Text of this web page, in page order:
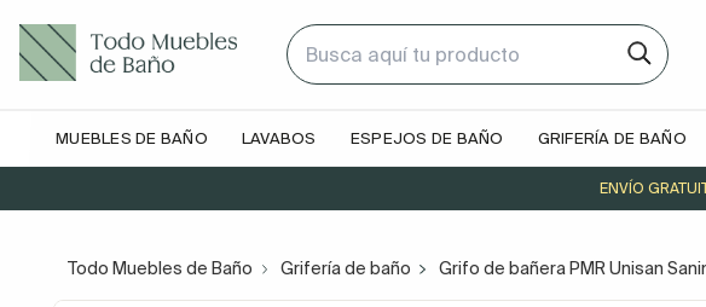
MUEBLES DE BAÑO LAVABOS ESPEJOS DE BAÑO GRIFERÍA DE BAÑO
ENVÍO
Todo Muebles de Baño Grifería de baño Grifo de bañera PMR Unisan